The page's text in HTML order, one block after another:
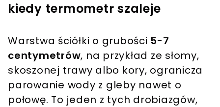
kiedy termometr szaleje
Warstwa ściółki o grubości 5-7
centymetrów, na przykład ze słomy,
skoszonej trawy albo kory, ogranicza
parowanie wody z gleby nawet o
połowę. To jeden z tych drobiazgów,